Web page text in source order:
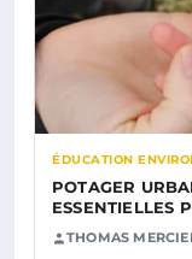
ÉDUCATION
POTAGER
ESSENTIELLES
THOMAS